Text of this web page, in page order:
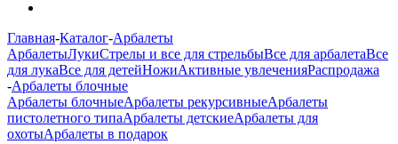
Главная-Каталог-Арбалеты
АрбалетыЛукиСтрелы и все для стрельбыВсе для арбалетаВсе
для лукаВсе для детейНожиАктивные увлеченияРаспродажа
-Арбалеты блочные
Арбалеты блочныеАрбалеты рекурсивныеАрбалеты
пистолетного типаАрбалеты детскиеАрбалеты для
охотыАрбалеты в подарок